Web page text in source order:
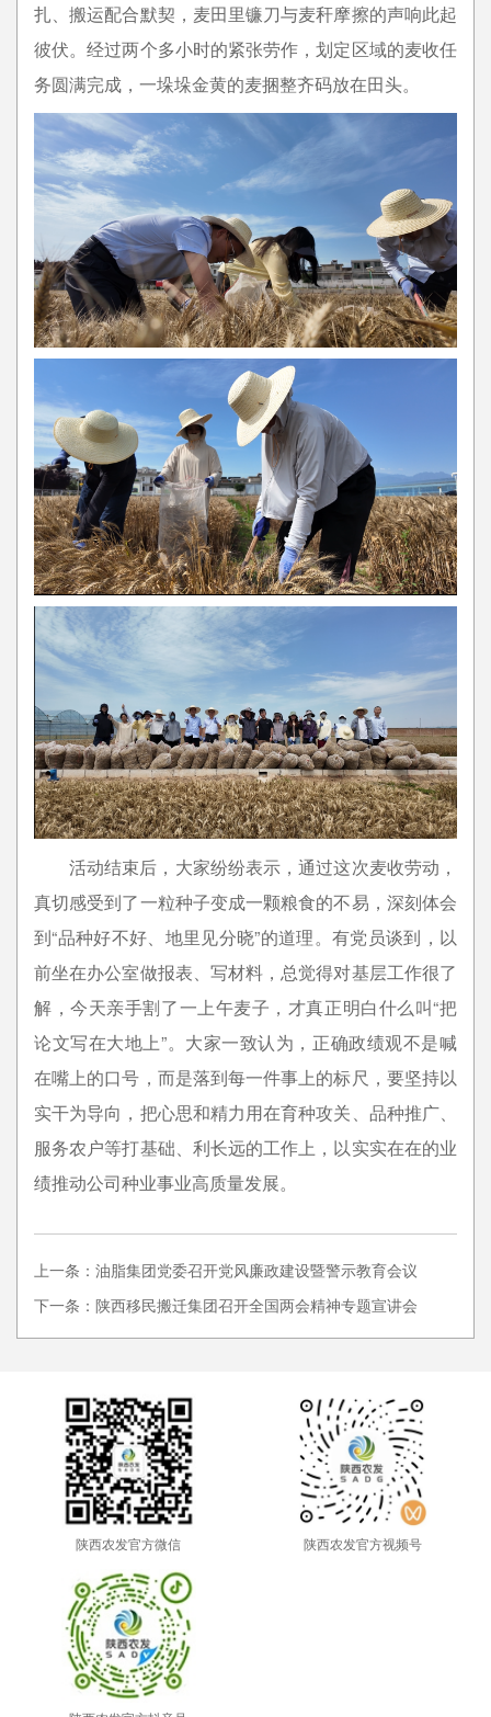
扎、搬运配合默契，麦田里镰刀与麦秆摩擦的声响此起
彼伏。经过两个多小时的紧张劳作，划定区域的麦收任
务圆满完成，一垛垛金黄的麦捆整齐码放在田头。
活动结束后，大家纷纷表示，通过这次麦收劳动，
真切感受到了一粒种子变成一颗粮食的不易，深刻体会
到“品种好不好、地里见分晓”的道理。有党员谈到，以
前坐在办公室做报表、写材料，总觉得对基层工作很了
解，今天亲手割了一上午麦子，才真正明白什么叫“把
论文写在大地上”。大家一致认为，正确政绩观不是喊
在嘴上的口号，而是落到每一件事上的标尺，要坚持以
实干为导向，把心思和精力用在育种攻关、品种推广、
服务农户等打基础、利长远的工作上，以实实在在的业
绩推动公司种业事业高质量发展。
上一条：油脂集团党委召开党风廉政建设暨警示教育会议
下一条：陕西移民搬迁集团召开全国两会精神专题宣讲会
陕西农发官方微信 陕西农发官方视频号